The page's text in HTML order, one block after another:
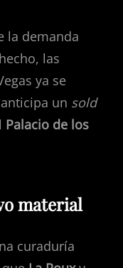
la demanda
las
ya se
un sold
Palacio de los
material
curaduría